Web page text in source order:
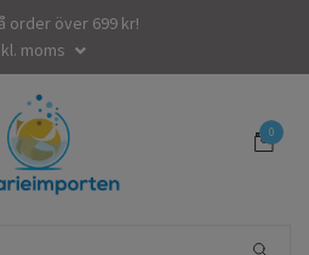
order över 699 kr!
moms
0